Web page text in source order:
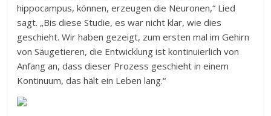
hippocampus, können, erzeugen die Neuronen,“ Lied
sagt. „Bis diese Studie, es war nicht klar, wie dies
geschieht. Wir haben gezeigt, zum ersten mal im Gehirn
von Säugetieren, die Entwicklung ist kontinuierlich von
Anfang an, dass dieser Prozess geschieht in einem
Kontinuum, das hält ein Leben lang.“